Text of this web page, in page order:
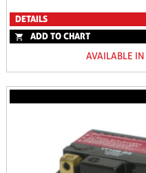
DETAILS
ADD TO CHART
AVAILABLE IN